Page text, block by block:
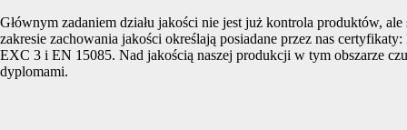
Głównym zadaniem działu jakości nie jest już kontrola produktów,
zakresie zachowania jakości określają posiadane przez nas
EXC 3 i EN 15085. Nad jakością naszej produkcji w tym obszarze
dyplomami.